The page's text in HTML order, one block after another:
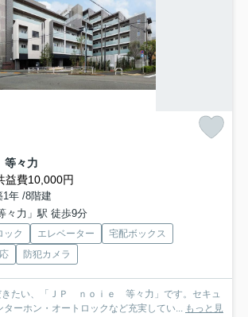
々力
益費10,000円
1年 /8階建
々力」駅 徒歩9分
ック エレベーター
宅配ボックス
防犯カメラ
きたい、「ＪＰ ｎｏｉｅ 等々力」です。セキュ
ターホン・オートロックなど充実してい... もっと見